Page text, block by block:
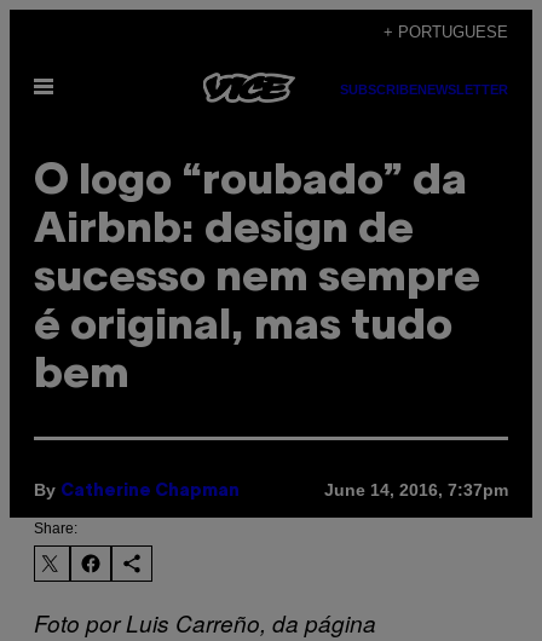
content
+ PORTUGUESE
Open
SUBSCRIBENEWSLETTER
O logo “roubado” da
Airbnb: design de
sucesso nem sempre
é original, mas tudo
bem
By Catherine Chapman June 14, 2016, 7:37pm
Share:
Foto por Luis Carreño, da página